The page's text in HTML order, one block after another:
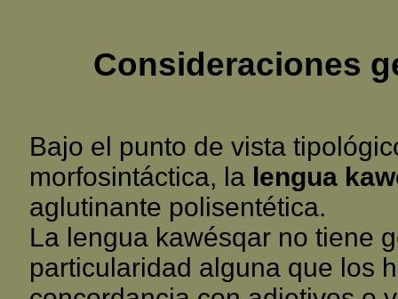
Consideraciones
Bajo el punto de vista
morfosintáctica, la lengua
aglutinante polisentética.
La lengua kawésqar no tiene
particularidad alguna que los